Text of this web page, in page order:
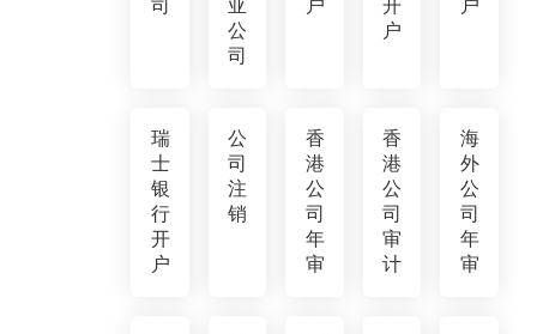
司
亚
公
司
户
开
户
户
瑞
士
银
行
开
户
公
司
注
销
香
港
公
司
年
审
香
港
公
司
审
计
海
外
公
司
年
审